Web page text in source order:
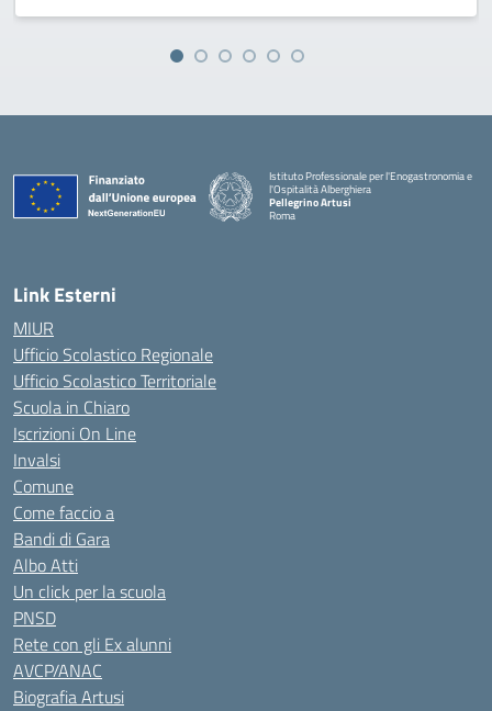
Istituto Professionale per l'Enogastronomia e
l'Ospitalità Alberghiera
Pellegrino Artusi
Roma
Link Esterni
MIUR
Ufficio Scolastico Regionale
Ufficio Scolastico Territoriale
Scuola in Chiaro
Iscrizioni On Line
Invalsi
Comune
Come faccio a
Bandi di Gara
Albo Atti
Un click per la scuola
PNSD
Rete con gli Ex alunni
AVCP/ANAC
Biografia Artusi